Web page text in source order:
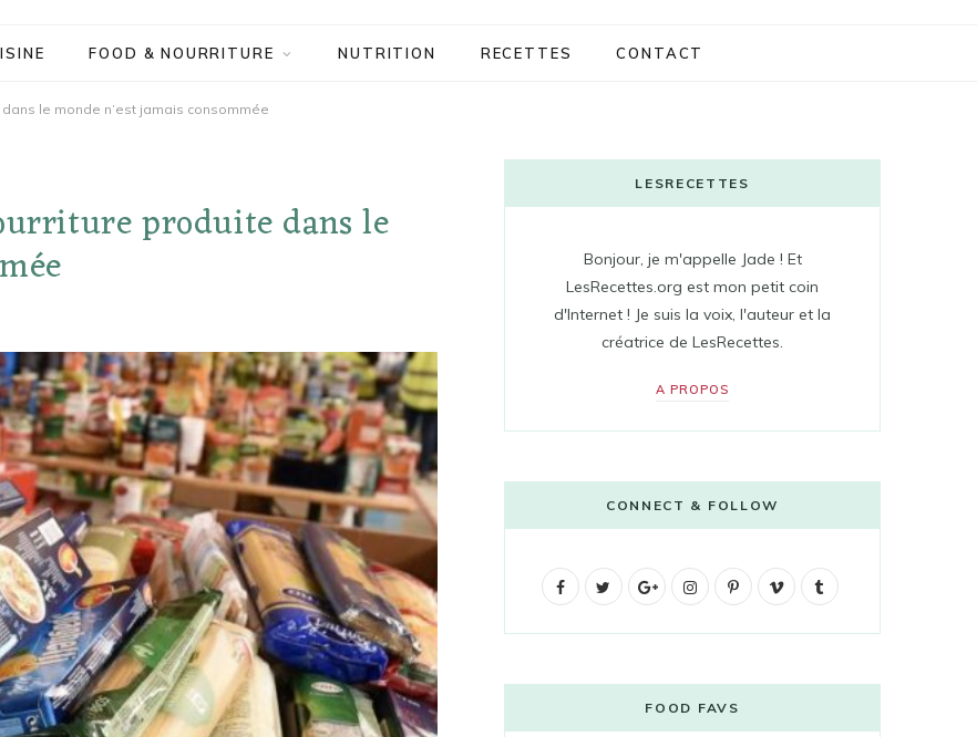
FOOD & NOURRITURE NUTRITION RECETTES CONTACT
le monde n’est jamais consommée
produite dans le
LESRECETTES
Bonjour, je m'appelle Jade ! Et
LesRecettes.org est mon petit coin
d'Internet ! Je suis la voix, l'auteur et la
créatrice de LesRecettes.
A PROPOS
CONNECT & FOLLOW
F
G
g
I
t
P
V
FOOD FAVS